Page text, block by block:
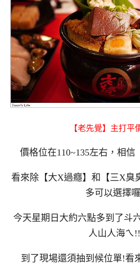
【老先覺】主打平
價格位在110~135左右，相
看來除【大X過癮】和【三X臭
多可以選擇
今天星期日大約六點多到了斗
人山人海ㄟ!!
到了現場還須抽到候位單!看